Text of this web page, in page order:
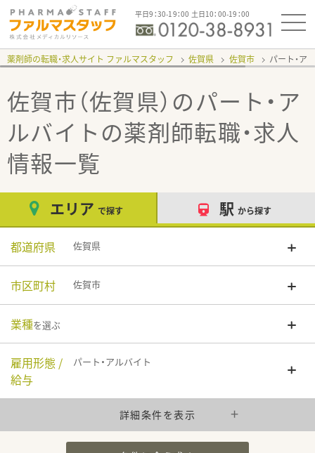
平日9：30-19：00 土日10：00-19：00
薬剤師の転職・求人サイト ファルマスタッフ 佐賀県 佐賀市 パート・ア
佐賀市（佐賀県）のパート・ア
ルバイトの薬剤師転職・求人
情報一覧
エリア で探す 駅 から探す
都道府県 佐賀県
市区町村 佐賀市
業種を選ぶ
雇用形態 /
給与
パート・アルバイト
詳細条件を表示